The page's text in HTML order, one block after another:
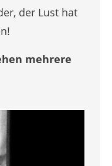
der Lust hat
mehrere